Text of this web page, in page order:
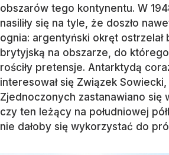
obszarów tego kontynentu. W
nasiliły się na tyle, że doszło
ognia: argentyński okręt ostrzelał
brytyjską na obszarze, do
rościły pretensje. Antarktydą
interesował się Związek
Zjednoczonych zastanawiano się
czy ten leżący na południowej
nie dałoby się wykorzystać do